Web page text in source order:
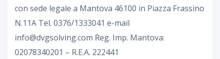
con sede legale a Mantova 46100 in Piazza Frassino
N.11A Tel. 0376/1333041 e-mail
info@dvgsolving.com Reg. Imp. Mantova:
02078340201 – R.E.A. 222441